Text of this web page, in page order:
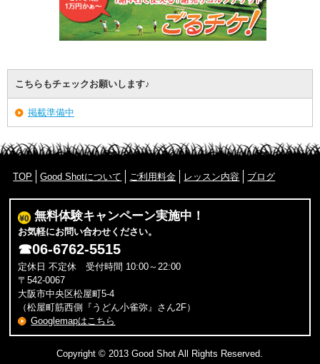
こちらもチェックお願いします♪
掲載準備中
TOP Good Shotについて ご利用料金 レッスン内容 ブログ
無料体験キャンペーン実施中！
お気軽にお問い合わせください。
☎06-6762-5515
定休日 不定休 受付時間 10:00～22:00
〒542-0067
大阪市中央区松屋町5-4
（松屋町筋西側『うどん小雀弥』さん2F）
Googlemapはこちら
Copyright © 2013 Good Shot All Rights Reserved.